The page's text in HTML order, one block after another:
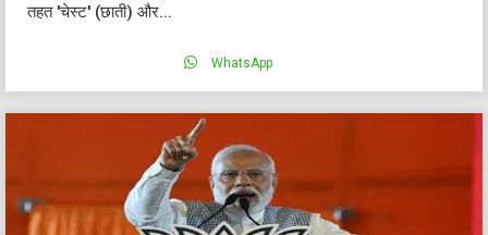
तहत 'चेस्ट' (छाती) और...
WhatsApp